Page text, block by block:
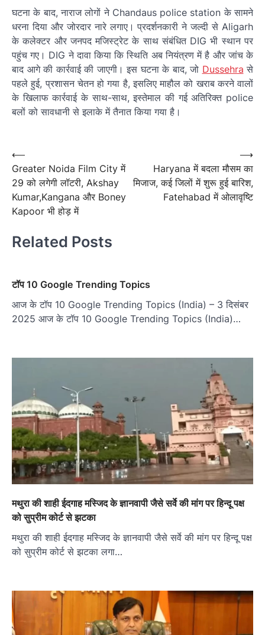
घटना के बाद, नाराज लोगों ने Chandaus police station के सामने
धरना दिया और जोरदार नारे लगाए। प्रदर्शनकारी ने जल्दी से Aligarh
के कलेक्टर और जनपद मजिस्ट्रेट के साथ संबंधित DIG भी स्थान पर
पहुंच गए। DIG ने दावा किया कि स्थिति अब नियंत्रण में है और जांच के
बाद आगे की कार्रवाई की जाएगी। इस घटना के बाद, जो Dussehra से
पहले हुई, प्रशासन चेतन हो गया है, इसलिए माहौल को खराब करने वालों
के खिलाफ कार्रवाई के साथ-साथ, इस्तेमाल की गई अतिरिक्त police
बलों को सावधानी से इलाके में तैनात किया गया है।
नेविगेशन
Post
navigation
⟵
Greater Noida Film City में
29 को लगेगी लॉटरी, Akshay
Kumar,Kangana और Boney
Kapoor भी होड़ में
Haryana में बदला मौसम का
मिजाज, कई जिलों में शुरू हुई बारिश,
Fatehabad में ओलावृष्टि
⟶
Related Posts
टॉप 10 Google Trending Topics
आज के टॉप 10 Google Trending Topics (India) – 3 दिसंबर
2025 आज के टॉप 10 Google Trending Topics (India)…
मथुरा की शाही ईदगाह मस्जिद के ज्ञानवापी जैसे सर्वे की मांग पर हिन्दू पक्ष
को सुप्रीम कोर्ट से झटका
मथुरा की शाही ईदगाह मस्जिद के ज्ञानवापी जैसे सर्वे की मांग पर हिन्दू पक्ष
को सुप्रीम कोर्ट से झटका लगा…